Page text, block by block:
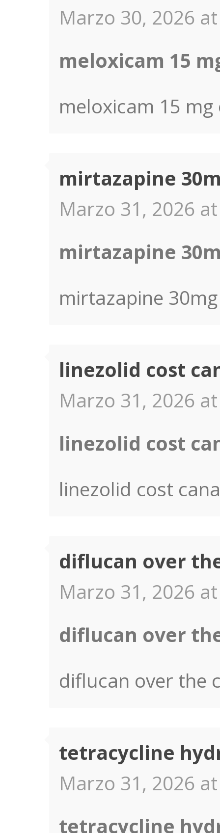
Marzo 30, 2026
meloxicam 15
meloxicam 15
mirtazapine
Marzo 31, 2026
mirtazapine
mirtazapine
linezolid cost
Marzo 31, 2026
linezolid cost
linezolid cost
diflucan over
Marzo 31, 2026
diflucan over
diflucan over the
tetracycline
Marzo 31, 2026
tetracycline